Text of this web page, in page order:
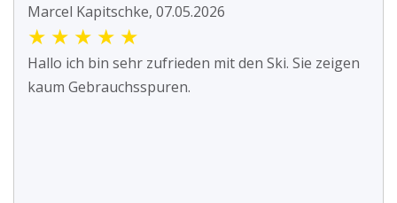
Marcel Kapitschke, 07.05.2026
★ ★ ★ ★ ★
Hallo ich bin sehr zufrieden mit den Ski. Sie zeigen
kaum Gebrauchsspuren.